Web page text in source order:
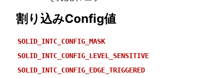
割り込みConfig値
SOLID_INTC_CONFIG_MASK
SOLID_INTC_CONFIG_LEVEL_SENSITIVE
SOLID_INTC_CONFIG_EDGE_TRIGGERED